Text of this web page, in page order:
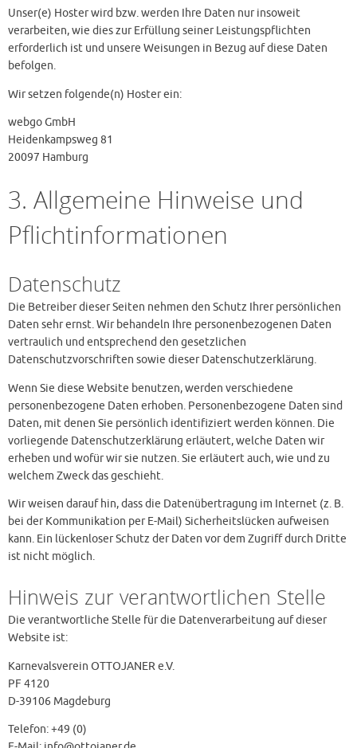
Unser(e) Hoster wird bzw. werden Ihre Daten nur insoweit
verarbeiten, wie dies zur Erfüllung seiner Leistungspflichten
erforderlich ist und unsere Weisungen in Bezug auf diese Daten
befolgen.
Wir setzen folgende(n) Hoster ein:
webgo GmbH
Heidenkampsweg 81
20097 Hamburg
3. Allgemeine Hinweise und
Pflicht­informationen
Datenschutz
Die Betreiber dieser Seiten nehmen den Schutz Ihrer persönlichen
Daten sehr ernst. Wir behandeln Ihre personenbezogenen Daten
vertraulich und entsprechend den gesetzlichen
Datenschutzvorschriften sowie dieser Datenschutzerklärung.
Wenn Sie diese Website benutzen, werden verschiedene
personenbezogene Daten erhoben. Personenbezogene Daten sind
Daten, mit denen Sie persönlich identifiziert werden können. Die
vorliegende Datenschutzerklärung erläutert, welche Daten wir
erheben und wofür wir sie nutzen. Sie erläutert auch, wie und zu
welchem Zweck das geschieht.
Wir weisen darauf hin, dass die Datenübertragung im Internet (z. B.
bei der Kommunikation per E-Mail) Sicherheitslücken aufweisen
kann. Ein lückenloser Schutz der Daten vor dem Zugriff durch Dritte
ist nicht möglich.
Hinweis zur verantwortlichen Stelle
Die verantwortliche Stelle für die Datenverarbeitung auf dieser
Website ist:
Karnevalsverein OTTOJANER e.V.
PF 4120
D-39106 Magdeburg
Telefon: +49 (0)